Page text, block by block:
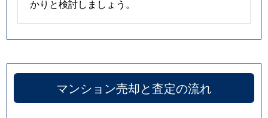
東塚口町
2,700万円
塚口(ＪＲ)
かりと検討しましょう。
マンション売却と査定の流れ